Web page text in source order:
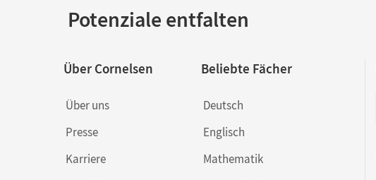
Potenziale entfalten
Über Cornelsen
Über uns
Presse
Karriere
Beliebte Fächer
Deutsch
Englisch
Mathematik